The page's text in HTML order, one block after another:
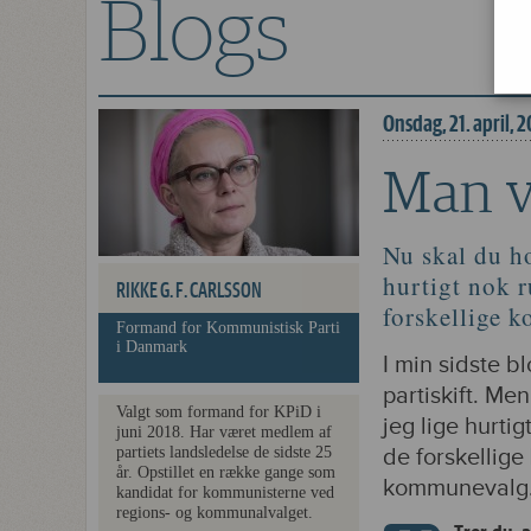
Man ved, hvad
Blogs
RIKKE G. F. CARLSSON
Formand for Kommunistisk Parti
i Danmark
Valgt som formand for KPiD i
juni 2018. Har været medlem af
partiets landsledelse de sidste 25
år. Opstillet en række gange som
kandidat for kommunisterne ved
regions- og kommunalvalget.
Onsdag, 21. april,
Man
Nu skal du
hurtigt nok
forskellige
I min sidste
partiskift.
jeg lige
de
kommunevalg.